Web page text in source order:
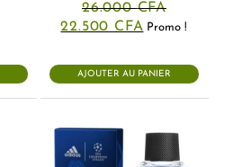
26.000CFA
Le
était :
26.000 CFA.
22.500 CFA Le
est :
22.500 CFA.
Promo !
AJOUTER AU PANIER